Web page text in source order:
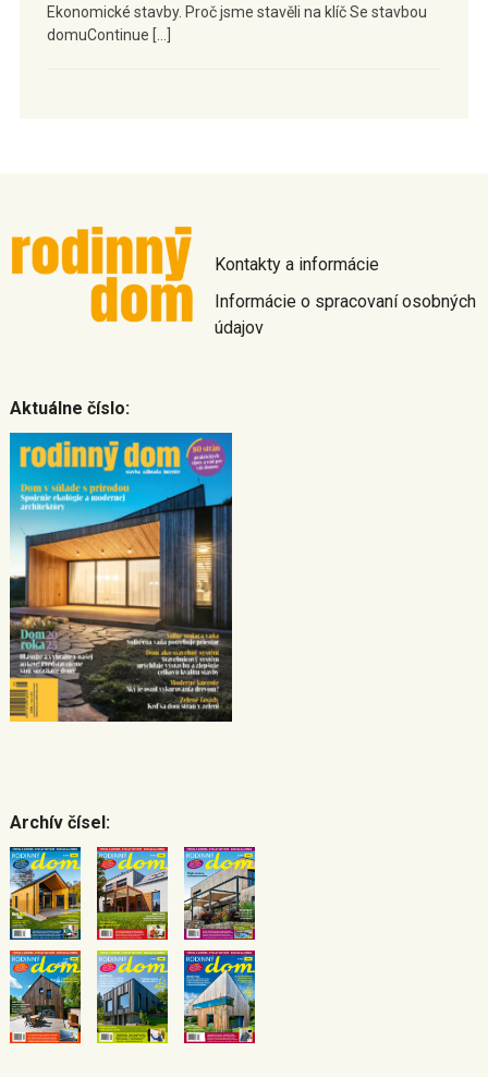
Ekonomické stavby. Proč jsme stavěli na klíč Se stavbou
domuContinue […]
Kontakty a informácie
Informácie o spracovaní osobných
údajov
Aktuálne číslo:
Archív čísel: